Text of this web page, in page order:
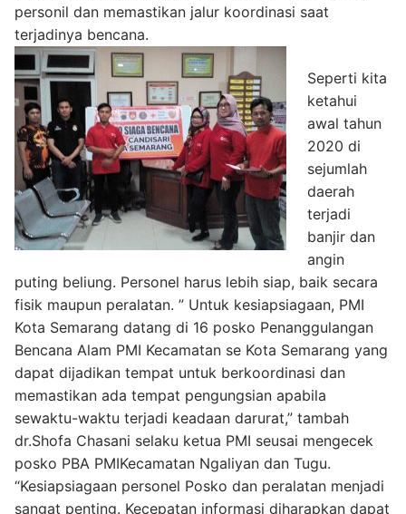
personil dan memastikan jalur koordinasi saat
terjadinya bencana.
Seperti kita
ketahui
awal tahun
2020 di
sejumlah
daerah
terjadi
banjir dan
angin
puting beliung. Personel harus lebih siap, baik secara
fisik maupun peralatan. ” Untuk kesiapsiagaan, PMI
Kota Semarang datang di 16 posko Penanggulangan
Bencana Alam PMI Kecamatan se Kota Semarang yang
dapat dijadikan tempat untuk berkoordinasi dan
memastikan ada tempat pengungsian apabila
sewaktu-waktu terjadi keadaan darurat,” tambah
dr.Shofa Chasani selaku ketua PMI seusai mengecek
posko PBA PMIKecamatan Ngaliyan dan Tugu.
“Kesiapsiagaan personel Posko dan peralatan menjadi
sangat penting. Kecepatan informasi diharapkan dapat